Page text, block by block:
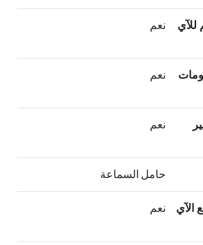
نعم
نعم
نعم
حامل السماعة
الآي
نعم